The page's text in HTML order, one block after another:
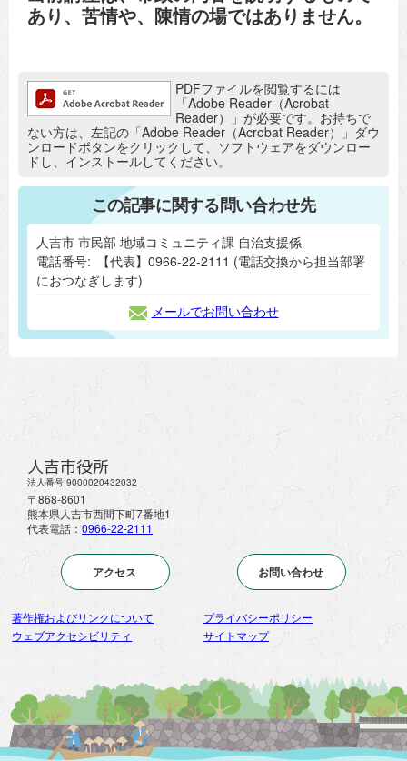
あり、 苦情や、陳情の場ではありません。
追加情報：PDFファイルPDFファイルを閲覧するには
「Adobe Reader（Acrobat
Reader）」が必要です。お持ちで
ない方は、左記の「Adobe Reader（Acrobat Reader）」ダウ
ンロードボタンをクリックして、ソフトウェアをダウンロー
ドし、インストールしてください。
この記事に関する問い合わせ先
人吉市 市民部 地域コミュニティ課 自治支援係
電話番号:
【代表】0966-22-2111 (電話交換から担当部署
におつなぎします)
メールでお問い合わせ
人吉市役所
法人番号:9000020432032
〒868-8601
熊本県人吉市西間下町7番地1
代表電話： 0966-22-2111
アクセス お問い合わせ
著作権およびリンクについて
プライバシーポリシー
ウェブアクセシビリティ
サイトマップ